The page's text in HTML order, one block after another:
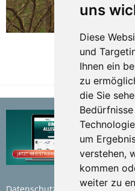
uns
Diese
und
Ihnen ein
zu
die Sie
um
verstehen,
kommen
weiter zu